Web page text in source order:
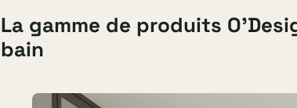
La gamme de produits
bain